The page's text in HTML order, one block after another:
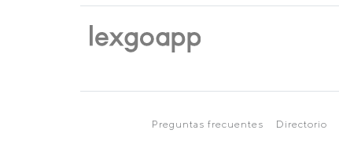
Preguntas frecuentes Directorio